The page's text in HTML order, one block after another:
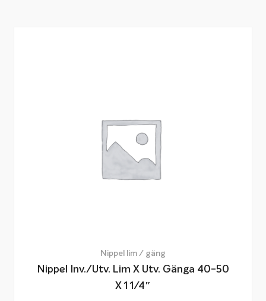
Nippel lim / gäng
Nippel Inv./utv. Lim X Utv. Gänga 40-50
X 1 1/4″